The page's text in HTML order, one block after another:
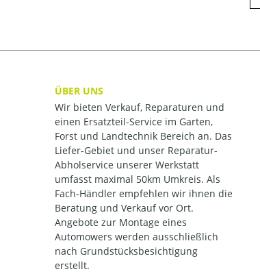
ÜBER UNS
Wir bieten Verkauf, Reparaturen und
einen Ersatzteil-Service im Garten,
Forst und Landtechnik Bereich an. Das
Liefer-Gebiet und unser Reparatur-
Abholservice unserer Werkstatt
umfasst maximal 50km Umkreis. Als
Fach-Händler empfehlen wir ihnen die
Beratung und Verkauf vor Ort.
Angebote zur Montage eines
Automowers werden ausschließlich
nach Grundstücksbesichtigung
erstellt.